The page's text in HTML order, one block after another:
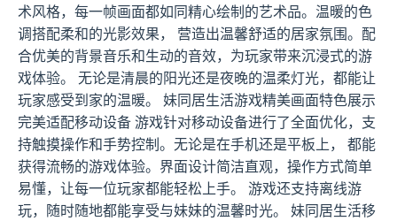
术风格，每一帧画面都如同精心绘制的艺术品。温暖的色
调搭配柔和的光影效果， 营造出温馨舒适的居家氛围。配
合优美的背景音乐和生动的音效，为玩家带来沉浸式的游
戏体验。 无论是清晨的阳光还是夜晚的温柔灯光，都能让
玩家感受到家的温暖。 妹同居生活游戏精美画面特色展示
完美适配移动设备 游戏针对移动设备进行了全面优化，支
持触摸操作和手势控制。无论是在手机还是平板上， 都能
获得流畅的游戏体验。界面设计简洁直观，操作方式简单
易懂，让每一位玩家都能轻松上手。 游戏还支持离线游
玩，随时随地都能享受与妹妹的温馨时光。 妹同居生活移